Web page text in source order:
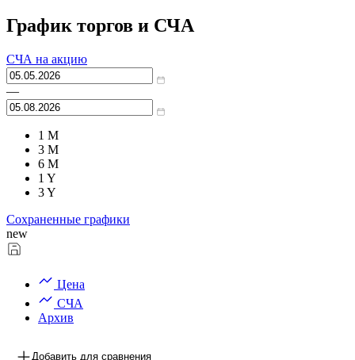
График торгов и СЧА
СЧА на акцию
—
1 M
3 M
6 M
1 Y
3 Y
Сохраненные графики
new
Цена
СЧА
Архив
Добавить для сравнения